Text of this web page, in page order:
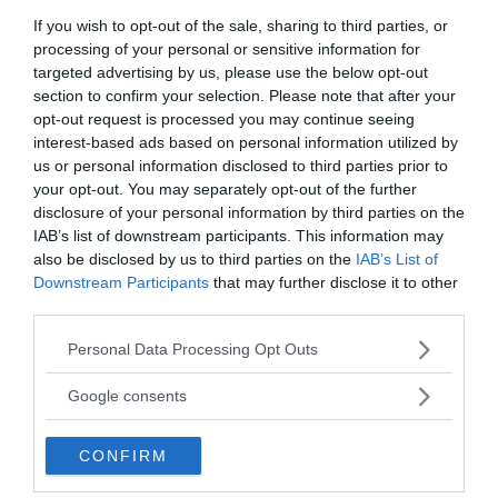
If you wish to opt-out of the sale, sharing to third parties, or
processing of your personal or sensitive information for
targeted advertising by us, please use the below opt-out
section to confirm your selection. Please note that after your
opt-out request is processed you may continue seeing
interest-based ads based on personal information utilized by
us or personal information disclosed to third parties prior to
your opt-out. You may separately opt-out of the further
disclosure of your personal information by third parties on the
IAB’s list of downstream participants. This information may
also be disclosed by us to third parties on the IAB’s List of
Downstream Participants that may further disclose it to other
Please note that this website/app uses one or more Google
not limited to your visit or usage behaviour. You may click to
use your data for below specified purposes in below Google
consent section.
Personal Data Processing Opt Outs
Google consents
CONFIRM
PUBLICERAD 22 MAJ 2015 - AV NEWSVOICE REDAKTION
DrErik Enbytrollades bort på Wikipedia men finns på
Vetapedia
Dr Erik Enby vars arbete och öde NewsVoice
följer hade tidigare en sida på Wikipedia, men den
trasades metodiskt sönder av...
PUBLICERAD 16 SEPTEMBER 2017 - AV NEWSVOICE REDAKTION
DrErikEnby: Sannolikt att psoriasis kan förkorta
HÄLSADr Erik Enby varnar för att dolda infektioner
kan förkorta ditt liv med 20 år. Han anser tex att
psoriasis...
PUBLICERAD 20 AUGUSTI 2021